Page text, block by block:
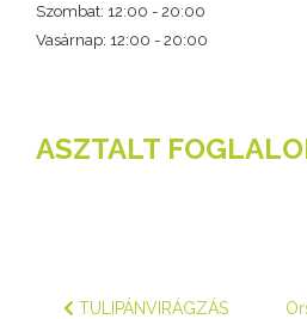
Szombat: 12:00 - 20:00
Vasárnap: 12:00 - 20:00
ASZTALT
Előző cikk: TULIPÁNVIRÁGZÁS
TULIPÁNVIRÁGZÁS